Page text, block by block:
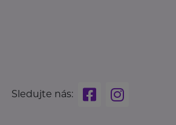
Sledujte nás: